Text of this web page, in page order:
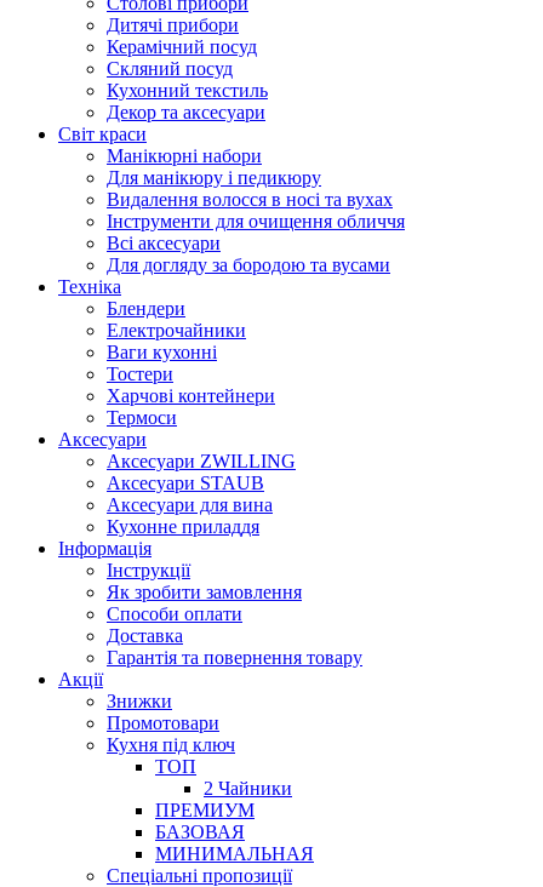
Дитячі прибори
Керамічний посуд
Скляний посуд
Кухонний текстиль
Декор та аксесуари
Світ краси
Манікюрні набори
Для манікюру і педикюру
Видалення волосся в носі та вухах
Інструменти для очищення обличчя
Всі аксесуари
Для догляду за бородою та вусами
Техніка
Блендери
Електрочайники
Ваги кухонні
Тостери
Харчові контейнери
Термоси
Аксесуари
Аксесуари ZWILLING
Аксесуари STAUB
Аксесуари для вина
Кухонне приладдя
Інформація
Інструкції
Як зробити замовлення
Способи оплати
Доставка
Гарантія та повернення товару
Акції
Знижки
Промотовари
Кухня під ключ
ТОП
2 Чайники
ПРЕМИУМ
БАЗОВАЯ
МИНИМАЛЬНАЯ
Спеціальні пропозиції